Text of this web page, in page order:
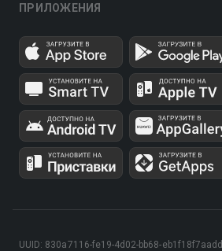
ПРИЛОЖЕНИЯ
UUID: 830a7116-fe19-4d02-bb68-eb1f18f7aadd